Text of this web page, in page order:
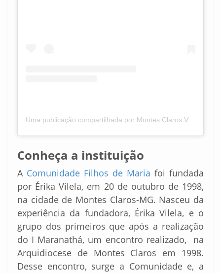
Uma publicação compartilhada por Montes Claros Vôlei (@montesclarosvoleioficial)
Conheça a instituição
A Comunidade Filhos de Maria foi fundada
por Érika Vilela, em 20 de outubro de 1998,
na cidade de Montes Claros-MG. Nasceu da
experiência da fundadora, Érika Vilela, e o
grupo dos primeiros que após a realização
do I Maranathá, um encontro realizado, na
Arquidiocese de Montes Claros em 1998.
Desse encontro, surge a Comunidade e, a